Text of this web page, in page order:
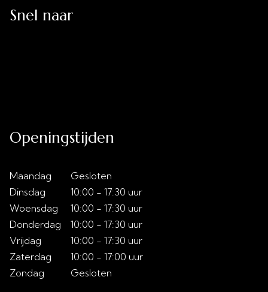
Snel naar
Openingstijden
Maandag
Dinsdag
Woensdag
Donderdag
Vrijdag
Zaterdag
Zondag
Gesloten
10:00 - 17:30 uur
10:00 - 17:30 uur
10:00 - 17:30 uur
10:00 - 17:30 uur
10:00 - 17:00 uur
Gesloten